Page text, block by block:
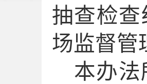
抽查检
场监督管
本办